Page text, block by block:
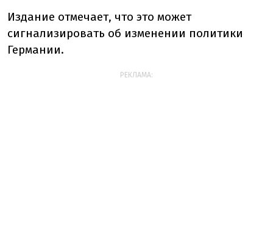
Издание отмечает, что это может
сигнализировать об изменении политики
Германии.
РЕКЛАМА: